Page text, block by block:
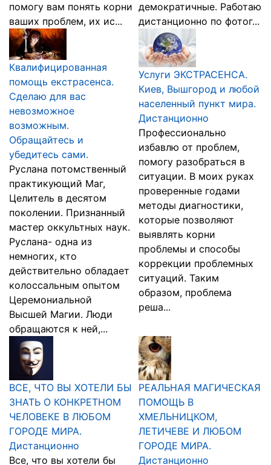
помогу вам понять корни
ваших проблем, их ис...
демократичные. Работаю
дистанционно по фотог...
Квалифицированная
помощь екстрасенса.
Сделаю для вас
невозможное
возможным.
Обращайтесь и
убедитесь сами.
Руслана потомственный
практикующий Маг,
Целитель в десятом
поколении. Признанный
мастер оккультных наук.
Руслана- одна из
немногих, кто
действительно обладает
колоссальным опытом
Церемониальной
Высшей Магии. Люди
обращаются к ней,...
Услуги ЭКСТРАСЕНСА.
Киев, Вышгород и любой
населенный пункт мира.
Дистанционно
Профессионально
избавлю от проблем,
помогу разобраться в
ситуации. В моих руках
проверенные годами
методы диагностики,
которые позволяют
выявлять корни
проблемы и способы
коррекции проблемных
ситуаций. Таким
образом, проблема
реша...
ВСЕ, ЧТО ВЫ ХОТЕЛИ БЫ
ЗНАТЬ О КОНКРЕТНОМ
ЧЕЛОВЕКЕ В ЛЮБОМ
ГОРОДЕ МИРА.
Дистанционно
Все, что вы хотели бы
РЕАЛЬНАЯ МАГИЧЕСКАЯ
ПОМОЩЬ В
ХМЕЛЬНИЦКОМ,
ЛЕТИЧЕВЕ И ЛЮБОМ
ГОРОДЕ МИРА.
Дистанционно